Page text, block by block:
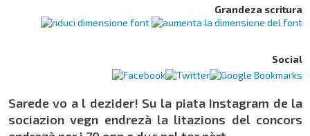
Grandeza scritura
Social
Sarede vo a l dezider! Su la piata Instagram de la
sociazion vegn endrezà la litazions del concors